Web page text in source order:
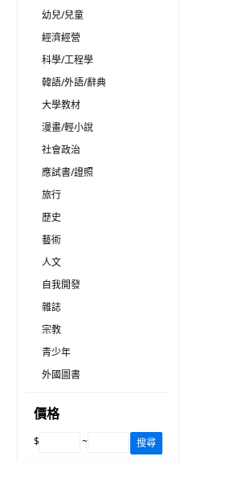
幼兒/兒童
經濟經營
科學/工程學
韓語/外語/辭典
大學教材
漫畫/輕小說
社會政治
應試書/證照
旅行
歷史
藝術
人文
自我開發
雜誌
宗教
青少年
外國圖書
價格
$ ~ 搜尋